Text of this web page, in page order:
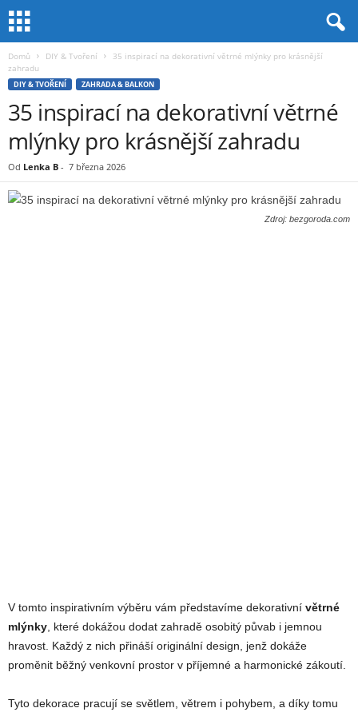
Domů DIY & Tvoření
35 inspirací na dekorativní větrné mlýnky pro krásnější
zahradu
DIY & TVOŘENÍ ZAHRADA & BALKON
35 inspirací na dekorativní větrné
mlýnky pro krásnější zahradu
Od Lenka B - 7 března 2026
Zdroj: bezgoroda.com
V tomto inspirativním výběru vám představíme dekorativní větrné
mlýnky , které dokážou dodat zahradě osobitý půvab i jemnou
hravost. Každý z nich přináší originální design, jenž dokáže
proměnit běžný venkovní prostor v příjemné a harmonické zákoutí.
Tyto dekorace pracují se světlem, větrem i pohybem, a díky tomu